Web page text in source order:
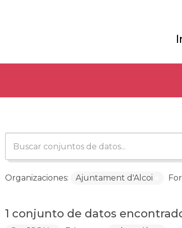
1 conjunto de datos
Organizaciones: Ajuntament d'Alcoi